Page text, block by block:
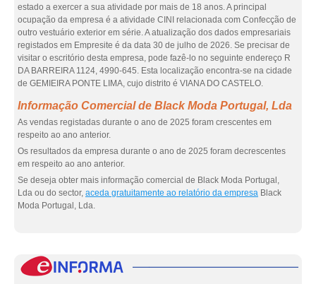
estado a exercer a sua atividade por mais de 18 anos. A principal
ocupação da empresa é a atividade CINI relacionada com Confecção de
outro vestuário exterior em série. A atualização dos dados empresariais
registados em Empresite é da data 30 de julho de 2026. Se precisar de
visitar o escritório desta empresa, pode fazê-lo no seguinte endereço R
DA BARREIRA 1124, 4990-645. Esta localização encontra-se na cidade
de GEMIEIRA PONTE LIMA, cujo distrito é VIANA DO CASTELO.
Informação Comercial de Black Moda Portugal, Lda
As vendas registadas durante o ano de 2025 foram crescentes em
respeito ao ano anterior.
Os resultados da empresa durante o ano de 2025 foram decrescentes
em respeito ao ano anterior.
Se deseja obter mais informação comercial de Black Moda Portugal,
Lda ou do sector, aceda gratuitamente ao relatório da empresa Black
Moda Portugal, Lda.